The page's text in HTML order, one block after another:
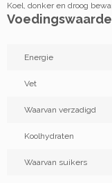
Koel, donker en droog
Energie
Vet
Waarvan verzadigd
Koolhydraten
Waarvan suikers